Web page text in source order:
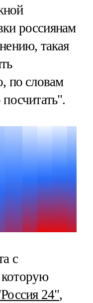
россиянам
такая
по словам
с
24",